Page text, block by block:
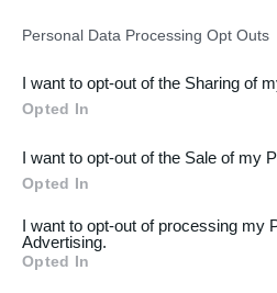
Downstream Participants
third parties.
Personal Data Processing Opt Outs
I want to opt-out of the Sharing of
Opted In
I want to opt-out of the Sale of my
Opted In
I want to opt-out of processing my
Advertising.
Opted In